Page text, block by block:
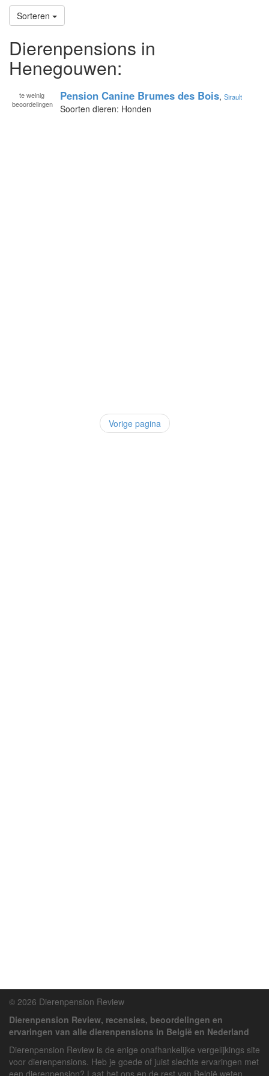
Sorteren
Dierenpensions in
Henegouwen:
te weinig
beoordelingen
Pension Canine Brumes des Bois, Sirault
Soorten dieren: Honden
Vorige pagina
© 2026 Dierenpension Review
Dierenpension Review, recensies, beoordelingen en
ervaringen van alle dierenpensions in België en Nederland
Dierenpension Review is de enige onafhankelijke vergelijkings site
voor dierenpensions. Heb je goede of juist slechte ervaringen met
een dierenpension? Laat het ons en de rest van België weten